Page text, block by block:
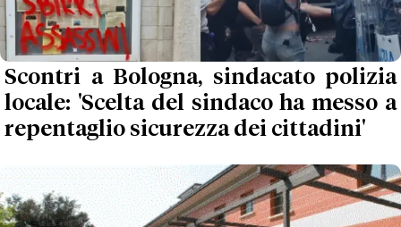
Scontri a Bologna, sindacato polizia
locale: 'Scelta del sindaco ha messo a
repentaglio sicurezza dei cittadini'